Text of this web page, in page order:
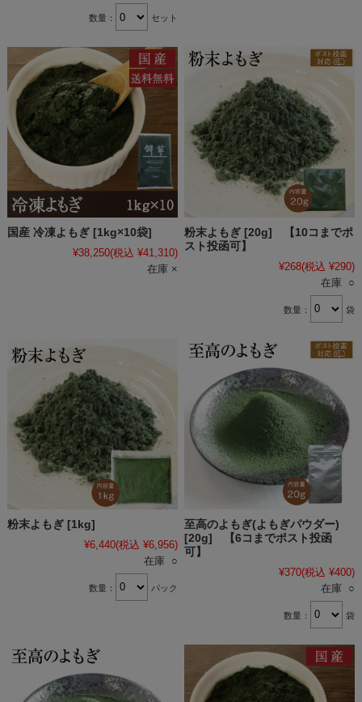
数量： セット
国産 冷凍よもぎ [1kg×10袋]
¥38,250(税込 ¥41,310)
在庫 ×
粉末よもぎ [20g] 【10コまでポ
スト投函可】
¥268(税込 ¥290)
在庫 ○
数量： 袋
粉末よもぎ [1kg]
¥6,440(税込 ¥6,956)
在庫 ○
数量： パック
至高のよもぎ(よもぎパウダー)
[20g] 【6コまでポスト投函
可】
¥370(税込 ¥400)
在庫 ○
数量： 袋